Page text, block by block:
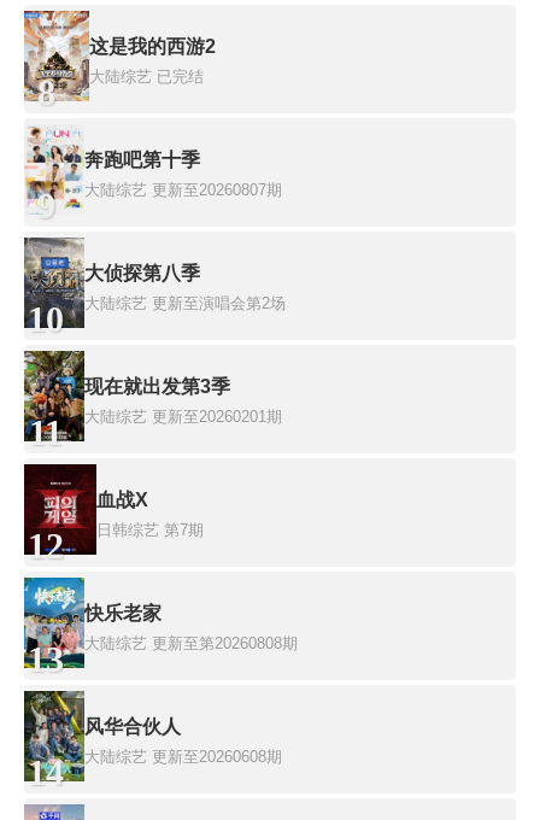
8
这是我的西游2
大陆综艺 已完结
9
奔跑吧第十季
大陆综艺 更新至20260807期
10
大侦探第八季
大陆综艺 更新至演唱会第2场
11
现在就出发第3季
大陆综艺 更新至20260201期
12
血战X
日韩综艺 第7期
13
快乐老家
大陆综艺 更新至第20260808期
14
风华合伙人
大陆综艺 更新至20260608期